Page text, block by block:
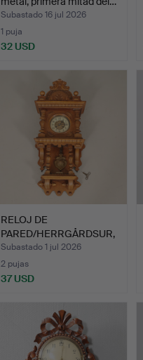
Subastado 16 jul 2026
1 puja
32 USD
RELOJ DE
PARED/HERRGÅRDSUR,
roble, neorren…
Subastado 1 jul 2026
2 pujas
37 USD